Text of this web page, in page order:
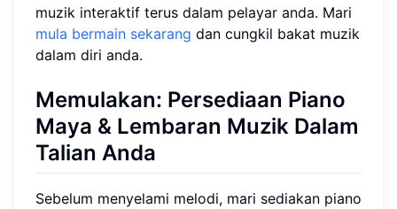
muzik interaktif terus dalam pelayar anda. Mari
mula bermain sekarang dan cungkil bakat muzik
dalam diri anda.
Memulakan: Persediaan Piano
Maya & Lembaran Muzik Dalam
Talian Anda
Sebelum menyelami melodi, mari sediakan piano